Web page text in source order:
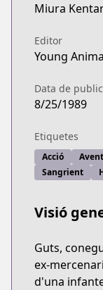
Miura
Editor
Young
Data de
8/25/1989
Etiquetes
Acció
Sangrient
Visió
Guts,
ex-
d'una